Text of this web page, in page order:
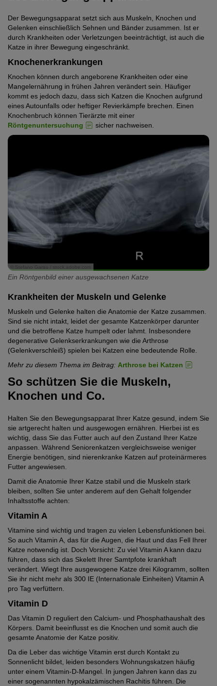
Der Bewegungsapparat setzt sich aus Muskeln, Knochen und
Gelenken einschließlich Sehnen und Bänder zusammen. Ist er
durch Krankheiten oder Verletzungen beeinträchtigt, ist auch die
Katze in ihrer Bewegung eingeschränkt.
Knochenerkrankungen
Knochen können durch angeborene Krankheiten oder eine
Mangelernährung in frühen Jahren verändert sein. Häufiger
kommt es jedoch dazu, dass sich Katzen die Knochen aufgrund
eines Autounfalls oder heftiger Revierkämpfe brechen. Einen
Knochenbruch können Tierärzte mit einer
Röntgenuntersuchung
sicher nachweisen.
© Stefano Garau / stock.adobe.com
Ein Röntgenbild einer ausgewachsenen Katze
Krankheiten der Muskeln und Gelenke
Muskeln und Gelenke halten die Anatomie der Katze zusammen.
Sind sie nicht intakt, leidet der gesamte Katzenkörper darunter
und die betroffene Katze humpelt oder lahmt. Insbesondere
degenerative Gelenkserkrankungen wie die Arthrose
(Gelenkverschleiß) spielen bei Katzen eine bedeutende Rolle.
Mehr zu diesem Thema im Beitrag: Arthrose bei Katzen
So schützen Sie die Muskeln,
Knochen und Co.
Halten Sie den Bewegungsapparat Ihrer Katze gesund, indem Sie
sie artgerecht halten und ausgewogen ernähren. Hierbei ist es
wichtig, dass Sie das Futter auch auf den Zustand Ihrer Katze
anpassen. Während Seniorenkatzen vergleichsweise weniger
Energie benötigen, sind nierenkranke Katzen auf proteinärmeres
Futter angewiesen.
Damit die Anatomie Ihrer Katze stabil und die Muskeln stark
bleiben, sollten Sie unter anderem auf den Gehalt folgender
Inhaltsstoffe achten:
Vitamin A
Vitamine sind wichtig und tragen zu vielen Lebensfunktionen bei.
So auch Vitamin A, das für die Augen, die Haut und das Fell Ihrer
Katze notwendig ist. Doch Vorsicht: Zu viel Vitamin A kann dazu
führen, dass sich das Skelett Ihrer Samtpfote krankhaft
verändert. Wiegt Ihre ausgewogene Katze drei Kilogramm, sollten
Sie ihr nicht mehr als 300 IE (Internationale Einheiten) Vitamin A
pro Tag verfüttern.
Vitamin D
Das Vitamin D reguliert den Calcium- und Phosphathaushalt des
Körpers. Damit beeinflusst es die Knochen und somit auch die
gesamte Anatomie der Katze positiv.
Da die Leber das wichtige Vitamin erst durch Kontakt zu
Sonnenlicht bildet, leiden besonders Wohnungskatzen häufig
unter einem Vitamin-D-Mangel. In jungen Jahren kann das zu
einer sogenannten hypokalzämischen Rachitis führen. Die